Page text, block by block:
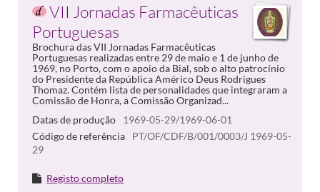
VII Jornadas Farmacêuticas
Portuguesas
Brochura das VII Jornadas Farmacêuticas
Portuguesas realizadas entre 29 de maio e 1 de junho de
1969, no Porto, com o apoio da Bial, sob o alto patrocínio
do Presidente da República Américo Deus Rodrigues
Thomaz. Contém lista de personalidades que integraram a
Comissão de Honra, a Comissão Organizad...
Datas de produção
1969-05-29/1969-06-01
Código de referência
PT/OF/CDF/B/001/0003/J 1969-05-
29
Registo completo